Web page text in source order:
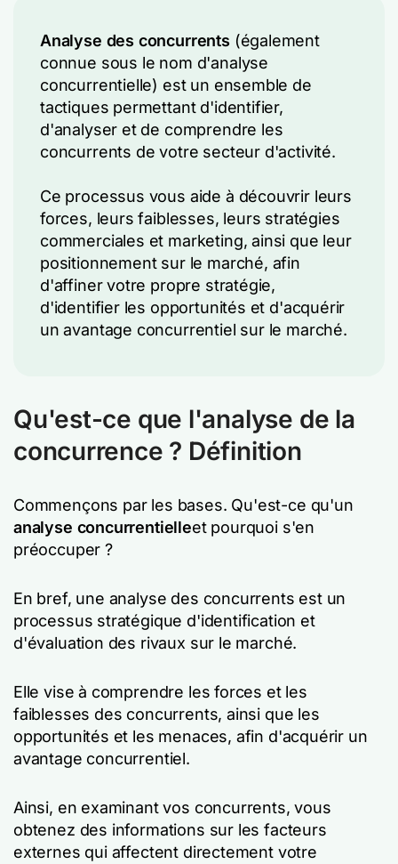
Analyse des concurrents (également
connue sous le nom d'analyse
concurrentielle) est un ensemble de
tactiques permettant d'identifier,
d'analyser et de comprendre les
concurrents de votre secteur d'activité.
Ce processus vous aide à découvrir leurs
forces, leurs faiblesses, leurs stratégies
commerciales et marketing, ainsi que leur
positionnement sur le marché, afin
d'affiner votre propre stratégie,
d'identifier les opportunités et d'acquérir
un avantage concurrentiel sur le marché.
Qu'est-ce que l'analyse de la
concurrence ? Définition
Commençons par les bases. Qu'est-ce qu'un
analyse concurrentielleet pourquoi s'en
préoccuper ?
En bref, une analyse des concurrents est un
processus stratégique d'identification et
d'évaluation des rivaux sur le marché.
Elle vise à comprendre les forces et les
faiblesses des concurrents, ainsi que les
opportunités et les menaces, afin d'acquérir un
avantage concurrentiel.
Ainsi, en examinant vos concurrents, vous
obtenez des informations sur les facteurs
externes qui affectent directement votre